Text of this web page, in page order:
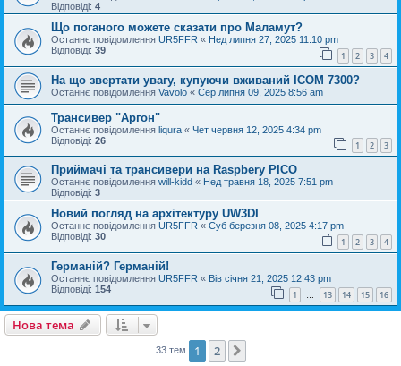
Відповіді: 4
Що поганого можете сказати про Маламут?
Останнє повідомлення UR5FFR « Нед липня 27, 2025 11:10 pm
Відповіді: 39 1 2 3 4
На що звертати увагу, купуючи вживаний ICOM 7300?
Останнє повідомлення Vavolo « Сер липня 09, 2025 8:56 am
Трансивер "Аргон"
Останнє повідомлення liqura « Чет червня 12, 2025 4:34 pm
Відповіді: 26 1 2 3
Приймачі та трансивери на Raspbery PICO
Останнє повідомлення will-kidd « Нед травня 18, 2025 7:51 pm
Відповіді: 3
Новий погляд на архітектуру UW3DI
Останнє повідомлення UR5FFR « Суб березня 08, 2025 4:17 pm
Відповіді: 30 1 2 3 4
Германій? Германій!
Останнє повідомлення UR5FFR « Вів січня 21, 2025 12:43 pm
Відповіді: 154 1 13 14 15 16
Нова тема
33 тем 1 2